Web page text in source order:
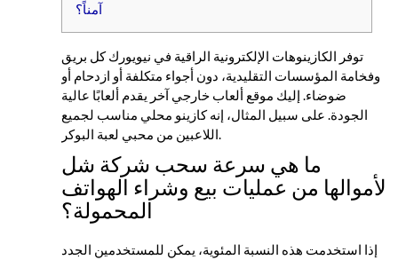
آمناً؟
توفر الكازينوهات الإلكترونية الراقية في نيويورك كل بريق
وفخامة المؤسسات التقليدية، دون أجواء متكلفة أو ازدحام أو
ضوضاء. إليك موقع ألعاب خارجي آخر يقدم ألعابًا عالية
الجودة. على سبيل المثال، إنه كازينو محلي مناسب لجميع
اللاعبين من محبي لعبة البوكر.
ما هي سرعة سحب شركة شل
لأموالها من عمليات بيع وشراء الهواتف
المحمولة؟
إذا استخدمت هذه النسبة المئوية، يمكن للمستخدمين الجدد